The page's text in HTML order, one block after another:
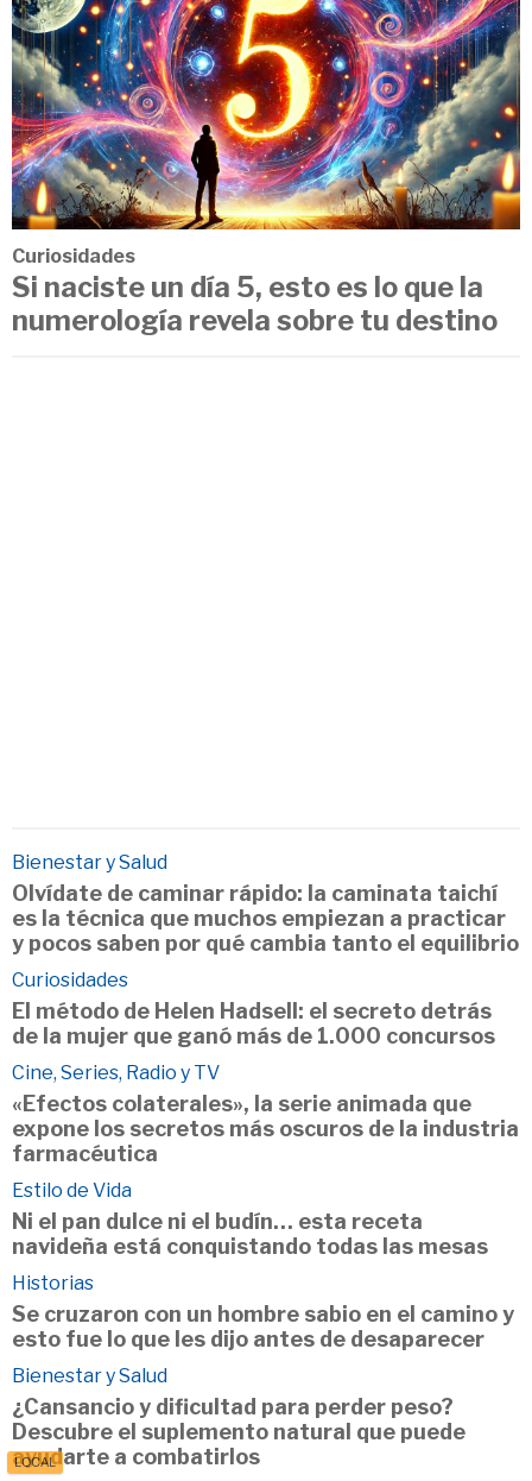
Curiosidades
Si naciste un día 5, esto es lo que la
numerología revela sobre tu destino
Bienestar y Salud
Olvídate de caminar rápido: la caminata taichí
es la técnica que muchos empiezan a practicar
y pocos saben por qué cambia tanto el equilibrio
Curiosidades
El método de Helen Hadsell: el secreto detrás
de la mujer que ganó más de 1.000 concursos
Cine, Series, Radio y TV
«Efectos colaterales», la serie animada que
expone los secretos más oscuros de la industria
farmacéutica
Estilo de Vida
Ni el pan dulce ni el budín… esta receta
navideña está conquistando todas las mesas
Historias
Se cruzaron con un hombre sabio en el camino y
esto fue lo que les dijo antes de desaparecer
Bienestar y Salud
¿Cansancio y dificultad para perder peso?
Descubre el suplemento natural que puede
ayudarte a combatirlos
LOCAL